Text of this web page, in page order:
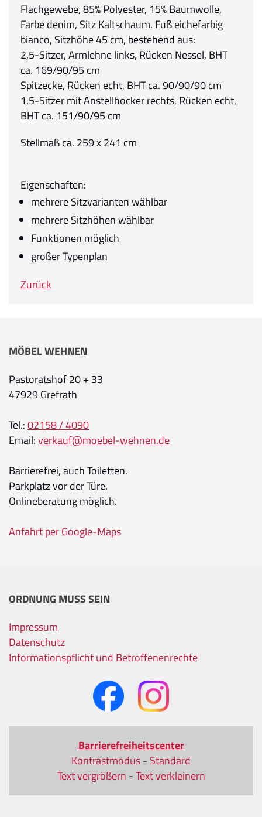
Flachgewebe, 85% Polyester, 15% Baumwolle,
Farbe denim, Sitz Kaltschaum, Fuß eichefarbig
bianco, Sitzhöhe 45 cm, bestehend aus:
2,5-Sitzer, Armlehne links, Rücken Nessel, BHT
ca. 169/90/95 cm
Spitzecke, Rücken echt, BHT ca. 90/90/90 cm
1,5-Sitzer mit Anstellhocker rechts, Rücken echt,
BHT ca. 151/90/95 cm
Stellmaß ca. 259 x 241 cm
Eigenschaften:
mehrere Sitzvarianten wählbar
mehrere Sitzhöhen wählbar
Funktionen möglich
großer Typenplan
Zurück
MÖBEL WEHNEN
Pastoratshof 20 + 33
47929 Grefrath
Tel.:02158 / 4090
Email:verkauf@moebel-wehnen.de
Barrierefrei, auch Toiletten.
Parkplatz vor der Türe.
Onlineberatung möglich.
Anfahrt per Google-Maps
ORDNUNG MUSS SEIN
Impressum
Datenschutz
Informationspflicht und Betroffenenrechte
Barrierefreiheitscenter
Kontrastmodus- Standard
Text vergrößern -Text verkleinern